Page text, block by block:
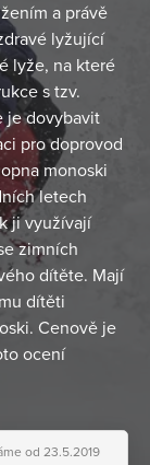
a právě
lyžující
lyže, na které
s tzv.
je dovybavit
pro doprovod
monoski
letech
ji využívají
zimních
dítěte. Mají
dítěti
Cenově je
ocení
od 23.5.2019